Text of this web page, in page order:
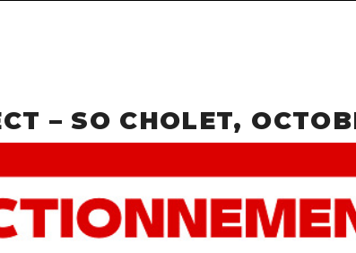
– SO CHOLET,